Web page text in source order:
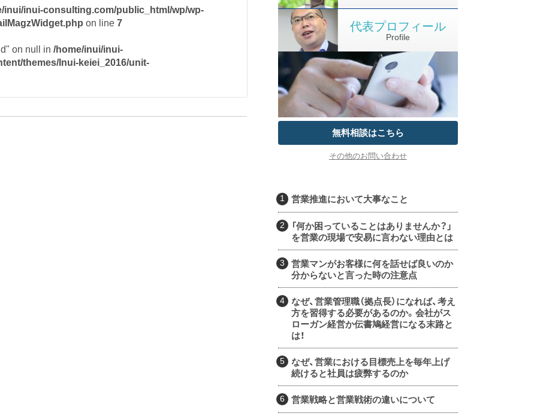
inui/inui-consulting.com/public_html/wp/wp-
on line 7
on null in /home/inui/inui-
themes/Inui-keiei_2016/unit-
Profile
代表プロフィール
無料相談はこちら
その他のお問い合わせ
営業推進において大事なこと
「何か困っていることはありませんか？」
を営業の現場で安易に言わない理由とは
営業マンがお客様に何を話せば良いのか
分からないと言った時の注意点
なぜ、営業管理職（拠点長）になれば、考え
方を習得する必要があるのか。会社がス
ローガン経営か伝書鳩経営になる末路と
は！
なぜ、営業における目標売上を毎年上げ
続けると社員は疲弊するのか
営業戦略と営業戦術の違いについて